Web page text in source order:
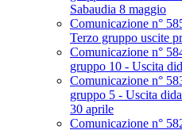
Sabaudia 8 maggio
Comunicazione n°
Terzo gruppo uscite
Comunicazione n°
gruppo 10 - Uscita
Comunicazione n°
gruppo 5 - Uscita
30 aprile
Comunicazione n°